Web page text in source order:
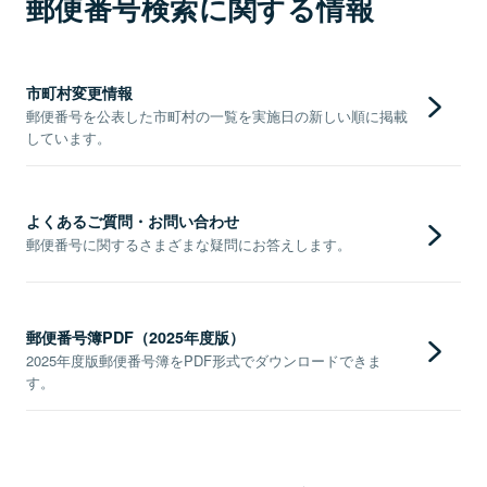
郵便番号検索に関する情報
市町村変更情報
郵便番号を公表した市町村の一覧を実施日の新しい順に掲載
しています。
よくあるご質問・お問い合わせ
郵便番号に関するさまざまな疑問にお答えします。
郵便番号簿PDF（2025年度版）
2025年度版郵便番号簿をPDF形式でダウンロードできま
す。